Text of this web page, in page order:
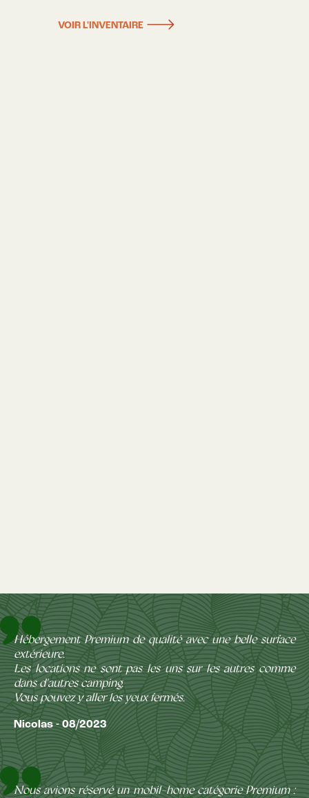
VOIR L'INVENTAIRE
Hébergement Premium de qualité avec une belle surface
extérieure.
Les locations ne sont pas les uns sur les autres comme
dans d'autres camping.
Vous pouvez y aller les yeux fermés.
Nicolas - 08/2023
Nous avions réservé un mobil-home catégorie Premium :